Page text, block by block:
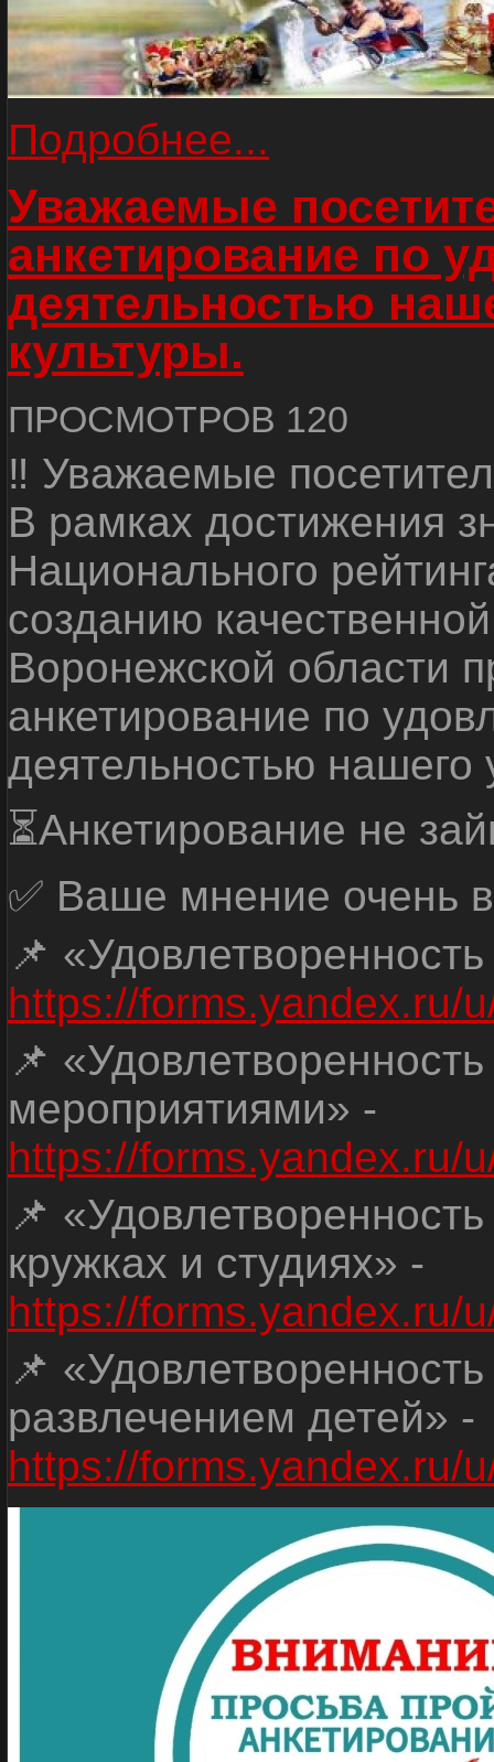
Подробнее...
Уважаемые
анкетирование по
деятельностью
культуры.
ПРОСМОТРОВ 120
‼ Уважаемые
В рамках достижения
Национального
созданию
Воронежской области
анкетирование по
деятельностью нашего
⏳Анкетирование не
✅ Ваше мнение очень
📌
https://forms.yandex.ru/
📌
мероприятиями» -
https://forms.yandex.ru/
📌
кружках и студиях» -
https://forms.yandex.ru/
📌
развлечением детей» -
https://forms.yandex.ru/